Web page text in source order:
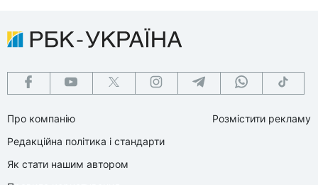
Про компанію
Редакційна політика і стандарти
Як стати нашим автором
Розмістити рекламу